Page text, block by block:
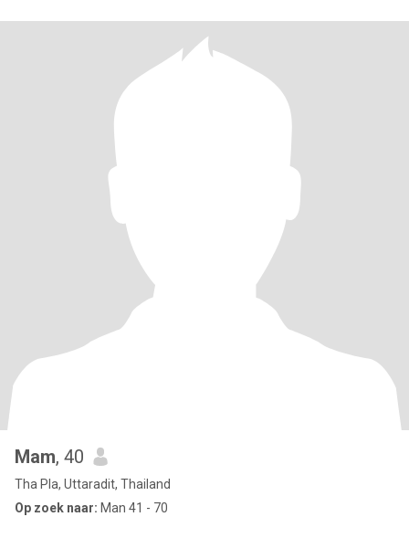
Mam, 40
Tha Pla, Uttaradit, Thailand
Op zoek naar: Man 41 - 70